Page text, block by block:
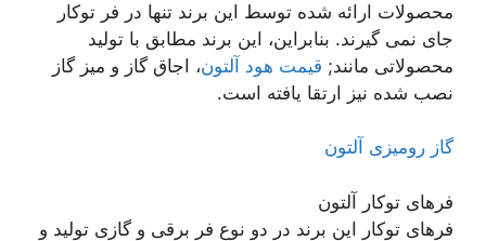
محصولات ارائه شده توسط این برند تنها در فر توکار
جای نمی گیرند. بنابراین، این برند مطابق با تولید
محصولاتی مانند; قیمت هود آلتون، اجاق گاز و میز گاز
نصب شده نیز ارتقا یافته است.
گاز رومیزی آلتون
فرهای توکار آلتون
فرهای توکار این برند در دو نوع فر برقی و گازی تولید و